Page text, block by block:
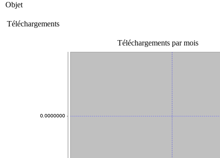
Objet
Téléchargements
Téléchargements par mois